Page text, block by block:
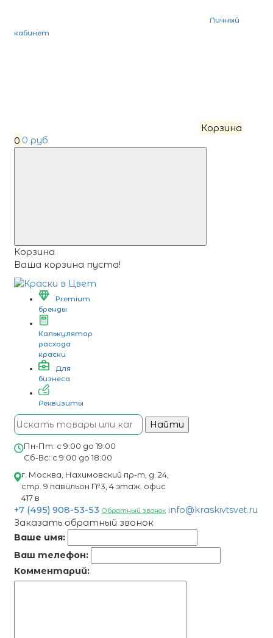
Личный
кабинет
Корзина
0 0 руб
Корзина
Ваша корзина пуста!
Premium
бренды
Калькулятор
расхода
краски
Для
бизнеса
Реквизиты
Найти
Пн-Пт: с 9:00 до 19:00
Сб-Вс: с 9:00 до 18:00
г. Москва, Нахимовский пр-т, д. 24,
стр. 9 павильон №3, 4 этаж. офис
417 в
+7 (495) 908-53-53 Обратный звонок info@kraskivtsvet.ru
Заказать обратный звонок
Ваше имя:
Ваш телефон:
Комментарий: